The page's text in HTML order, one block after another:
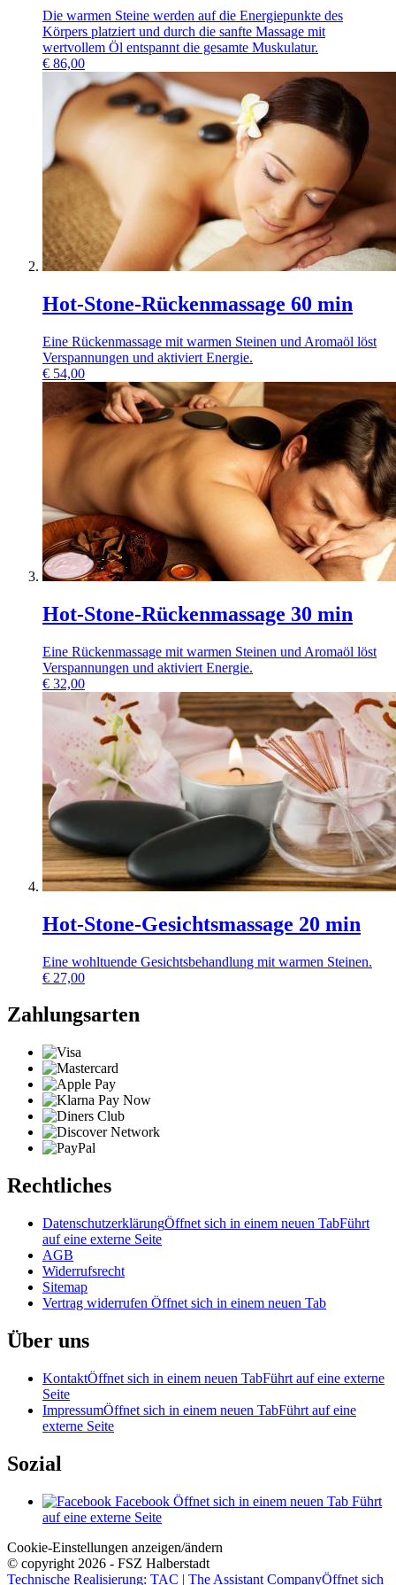
Die warmen Steine werden auf die Energiepunkte des
Körpers platziert und durch die sanfte Massage mit
wertvollem Öl entspannt die gesamte Muskulatur.
€ 86,00
Hot-Stone-Rückenmassage 60 min
Eine Rückenmassage mit warmen Steinen und Aromaöl löst
Verspannungen und aktiviert Energie.
€ 54,00
Hot-Stone-Rückenmassage 30 min
Eine Rückenmassage mit warmen Steinen und Aromaöl löst
Verspannungen und aktiviert Energie.
€ 32,00
Hot-Stone-Gesichtsmassage 20 min
Eine wohltuende Gesichtsbehandlung mit warmen Steinen.
€ 27,00
Zahlungsarten
Rechtliches
DatenschutzerklärungÖffnet sich in einem neuen TabFührt
auf eine externe Seite
AGB
Widerrufsrecht
Sitemap
Vertrag widerrufen Öffnet sich in einem neuen Tab
Über uns
KontaktÖffnet sich in einem neuen TabFührt auf eine externe
Seite
ImpressumÖffnet sich in einem neuen TabFührt auf eine
externe Seite
Sozial
Facebook Öffnet sich in einem neuen Tab Führt
auf eine externe Seite
Cookie-Einstellungen anzeigen/ändern
© copyright 2026 - FSZ Halberstadt
Technische Realisierung: TAC | The Assistant CompanyÖffnet sich